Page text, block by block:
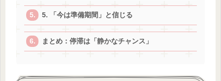
5. 「今は準備期間」と信じる
まとめ：停滞は「静かなチャンス」